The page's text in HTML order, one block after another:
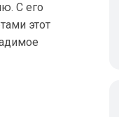
С его
этот